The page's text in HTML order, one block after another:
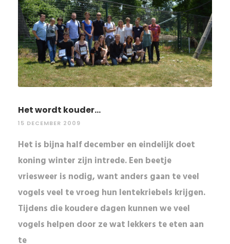
Het wordt kouder...
15 DECEMBER 2009
Het is bijna half december en eindelijk doet
koning winter zijn intrede. Een beetje
vriesweer is nodig, want anders gaan te veel
vogels veel te vroeg hun lentekriebels krijgen.
Tijdens die koudere dagen kunnen we veel
vogels helpen door ze wat lekkers te eten aan
te